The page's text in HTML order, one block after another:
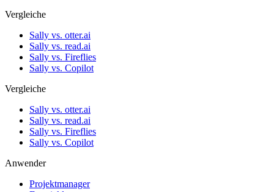
Vergleiche
Sally vs. otter.ai
Sally vs. read.ai
Sally vs. Fireflies
Sally vs. Copilot
Vergleiche
Sally vs. otter.ai
Sally vs. read.ai
Sally vs. Fireflies
Sally vs. Copilot
Anwender
Projektmanager